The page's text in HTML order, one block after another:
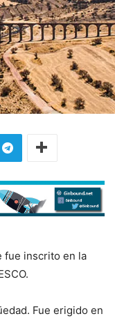
fue inscrito en la
Fue erigido en